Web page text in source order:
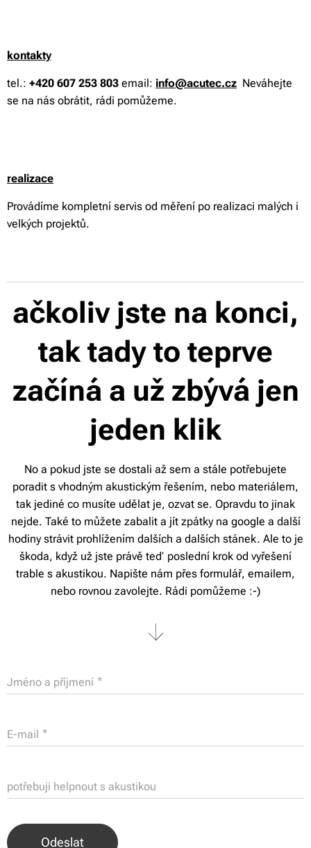
kontakty
tel.: +420 607 253 803 email: info@acutec.cz Neváhejte
se na nás obrátit, rádi pomůžeme.
realizace
Provádíme kompletní servis od měření po realizaci malých i
velkých projektů.
ačkoliv jste na konci,
tak tady to teprve
začíná a už zbývá jen
jeden klik
No a pokud jste se dostali až sem a stále potřebujete
poradit s vhodným akustickým řešením, nebo materiálem,
tak jediné co musíte udělat je, ozvat se. Opravdu to jinak
nejde. Také to můžete zabalit a jít zpátky na google a další
hodiny strávit prohlížením dalších a dalších stánek. Ale to je
škoda, když už jste právě teď poslední krok od vyřešení
trable s akustikou. Napište nám přes formulář, emailem,
nebo rovnou zavolejte. Rádi pomůžeme :-)
Jméno a příjmení
E-mail
potřebuji helpnout s akustikou
Odeslat